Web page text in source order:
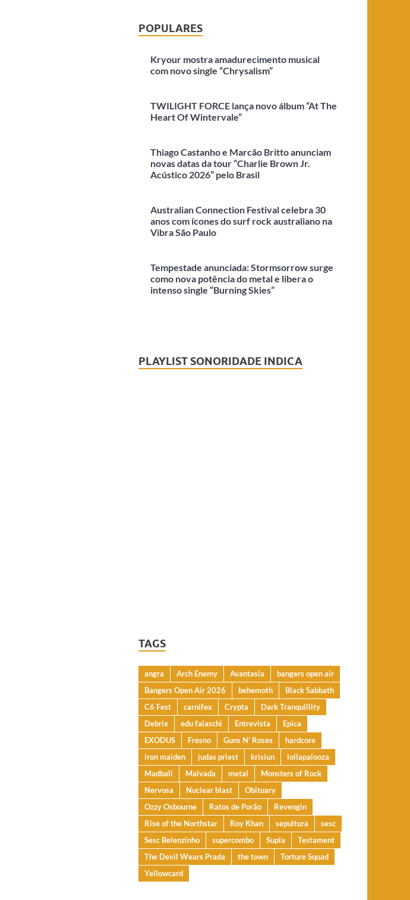
POPULARES
Kryour mostra amadurecimento musical
com novo single “Chrysalism”
TWILIGHT FORCE lança novo álbum “At The
Heart Of Wintervale”
Thiago Castanho e Marcão Britto anunciam
novas datas da tour “Charlie Brown Jr.
Acústico 2026” pelo Brasil
Australian Connection Festival celebra 30
anos com ícones do surf rock australiano na
Vibra São Paulo
Tempestade anunciada: Stormsorrow surge
como nova potência do metal e libera o
intenso single “Burning Skies”
PLAYLIST SONORIDADE INDICA
TAGS
angra Arch Enemy Avantasia
bangers open air
Bangers Open Air 2026
behemoth
Black Sabbath
C6 Fest
carnifex Crypta
Dark Tranquillity
Debrix
edu falaschi Entrevista
Epica
EXODUS
Fresno Guns N' Roses
hardcore
iron maiden
judas priest krisiun
lollapalooza
Madball
Malvada metal
Monsters of Rock
Nervosa
Nuclear blast
Obituary
Ozzy Osbourne
Ratos de Porão
Revengin
Rise of the Northstar
Roy Khan sepultura
sesc
Sesc Belenzinho
supercombo Supla
Testament
The Devil Wears Prada
the town
Torture Squad
Yellowcard